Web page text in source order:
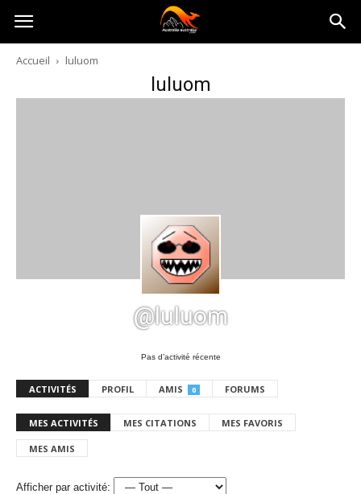
Australia-
australie.com
Accueil luluom
luluom
@luluom
Pas d’activité récente
ACTIVITÉS PROFIL AMIS 0 FORUMS
MES ACTIVITÉS MES CITATIONS MES FAVORIS
MES AMIS
Afficher par activité: